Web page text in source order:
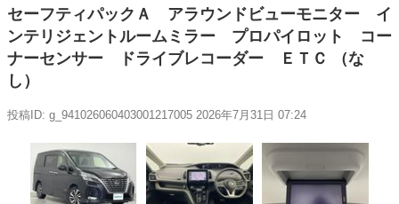
セーフティパックＡ アラウンドビューモニター イ
ンテリジェントルームミラー プロパイロット コー
ナーセンサー ドライブレコーダー ＥＴＣ （な
し）
投稿ID: g_941026060403001217005 2026年7月31日 07:24